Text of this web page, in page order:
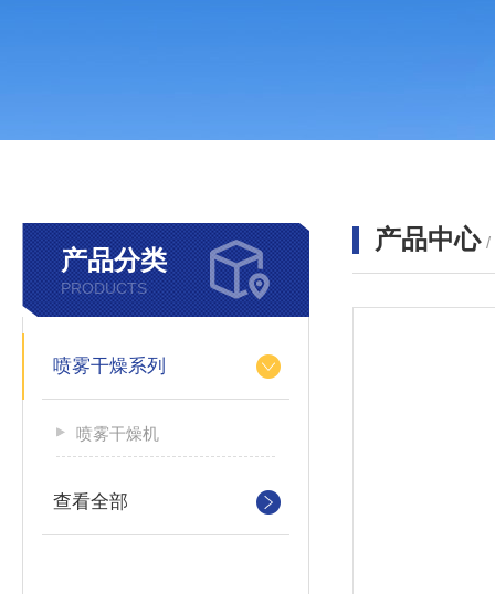
产品分类
PRODUCTS
喷雾干燥系列
喷雾干燥机
查看全部
产品中心 /